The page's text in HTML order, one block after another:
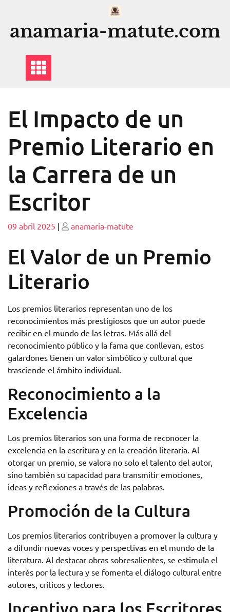
contenido
anamaria-matute.com
El Impacto de un
Premio Literario en
la Carrera de un
Escritor
Publicado
09 abril 2025 | Publicado
anamaria-matute
El Valor de un Premio
Literario
Los premios literarios representan uno de los
reconocimientos más prestigiosos que un autor puede
recibir en el mundo de las letras. Más allá del
reconocimiento público y la fama que conllevan, estos
galardones tienen un valor simbólico y cultural que
trasciende el ámbito individual.
Reconocimiento a la
Excelencia
Los premios literarios son una forma de reconocer la
excelencia en la escritura y en la creación literaria. Al
otorgar un premio, se valora no solo el talento del autor,
sino también su capacidad para transmitir emociones,
ideas y reflexiones a través de las palabras.
Promoción de la Cultura
Los premios literarios contribuyen a promover la cultura y
a difundir nuevas voces y perspectivas en el mundo de la
literatura. Al destacar obras sobresalientes, se estimula el
interés por la lectura y se fomenta el diálogo cultural entre
autores, críticos y lectores.